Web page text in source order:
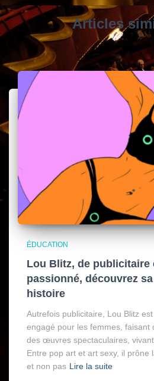
Articles
ÉDUCATION
Lou Blitz, de publicitaire
passionné, découvrez
histoire
Autrefois publicitaire, Lou Blitz
engagé pour les femmes, faisant
des œuvres spectaculaires,
Entre pop art et art sexy, il prône
et non pas Lire la suite